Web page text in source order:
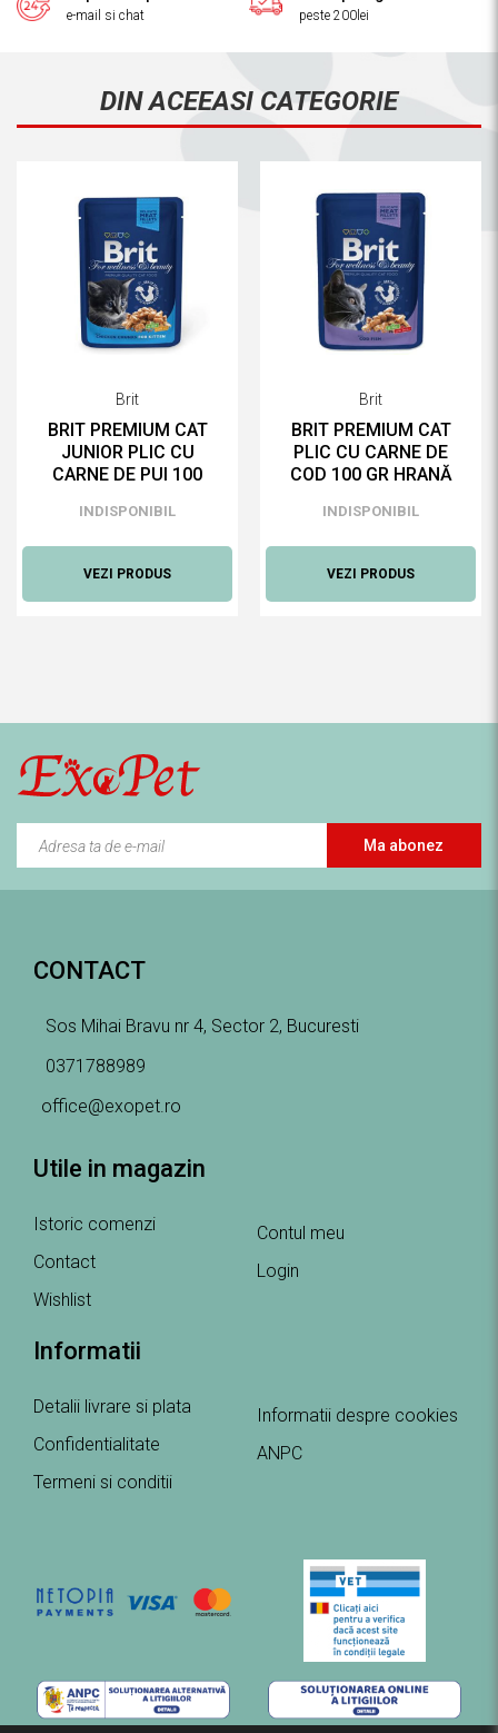
e-mail si chat peste 200lei
DIN ACEEASI CATEGORIE
Brit
BRIT PREMIUM CAT
JUNIOR PLIC CU
CARNE DE PUI 100
PENTRU PISICI
INDISPONIBIL
VEZI PRODUS
Brit
BRIT PREMIUM CAT
PLIC CU CARNE DE
COD 100 GR HRANĂ
PISICI
INDISPONIBIL
VEZI PRODUS
Ma abonez
CONTACT
Sos Mihai Bravu nr 4, Sector 2, Bucuresti
0371788989
office@exopet.ro
Utile in magazin
Istoric comenzi
Contact
Wishlist
Contul meu
Login
Informatii
Detalii livrare si plata
Confidentialitate
Termeni si conditii
Informatii despre cookies
ANPC